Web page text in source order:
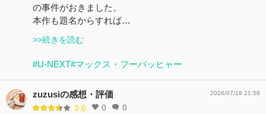
の事件がおきました。
本作も題名からすれば…
>>続きを読む
#U-NEXT#マックス・フーバッヒャー
zuzusiの感想・評価
3.6 0 0
2026/07/18 21:58